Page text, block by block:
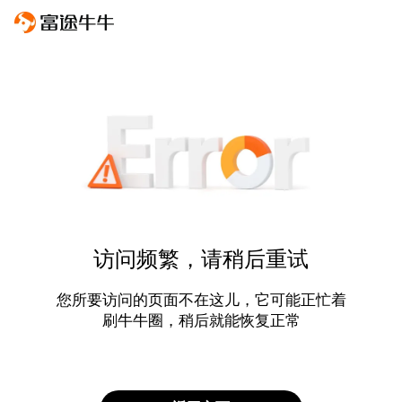
访问频繁，请稍后重试
您所要访问的页面不在这儿，它可能正忙着
刷牛牛圈，稍后就能恢复正常